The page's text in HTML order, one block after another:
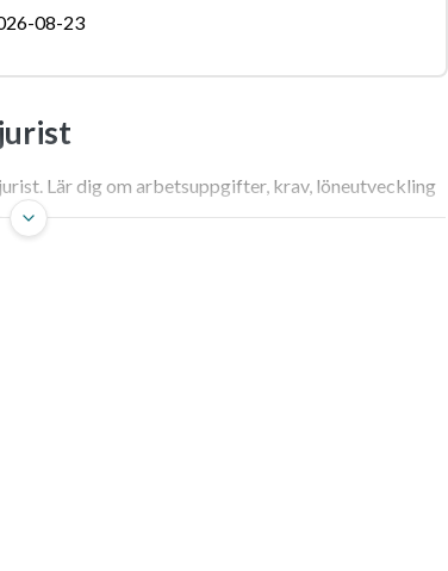
08-23
Lär dig om arbetsuppgifter, krav, löneutveckling